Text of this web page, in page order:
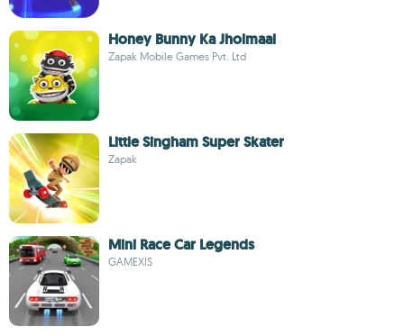
Honey Bunny Ka Jholmaal
Zapak Mobile Games Pvt. Ltd
Little Singham Super Skater
Zapak
Mini Race Car Legends
GAMEXIS